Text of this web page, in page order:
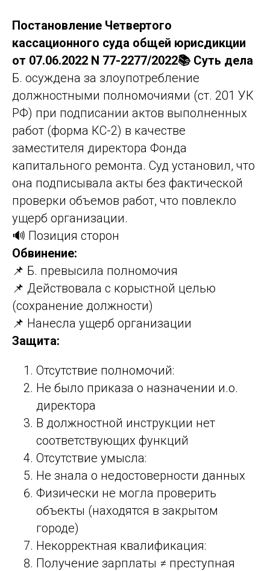
Постановление Четвертого
кассационного суда общей юрисдикции
от 07.06.2022 N 77-2277/2022📚 Суть дела
Б. осуждена за злоупотребление
должностными полномочиями (ст. 201 УК
РФ) при подписании актов выполненных
работ (форма КС-2) в качестве
заместителя директора Фонда
капитального ремонта. Суд установил, что
она подписывала акты без фактической
проверки объемов работ, что повлекло
ущерб организации.
🔊 Позиция сторон
Обвинение:
📌 Б. превысила полномочия
📌 Действовала с корыстной целью
(сохранение должности)
📌 Нанесла ущерб организации
Защита:
Отсутствие полномочий:
Не было приказа о назначении и.о.
директора
В должностной инструкции нет
соответствующих функций
Отсутствие умысла:
Не знала о недостоверности данных
Физически не могла проверить
объекты (находятся в закрытом
городе)
Некорректная квалификация:
Получение зарплаты ≠ преступная